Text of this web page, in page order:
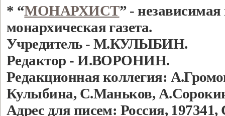
* “МОНАРХИСТ” -
монархическая газета.
Учредитель - М.КУЛЫБИН.
Редактор - И.ВОРОНИН.
Редакционная коллегия:
Кулыбина, С.Маньков,
Адрес для писем: Россия, 197341,